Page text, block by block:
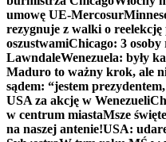
umowę UE-Mercosur
rezygnuje z walki o
oszustwamiChicago: 3
LawndaleWenezuela: były
Maduro to ważny krok, ale
sądem: “jestem
USA za akcję w Wenezueli
w centrum miastaMsze
na naszej antenie!USA: